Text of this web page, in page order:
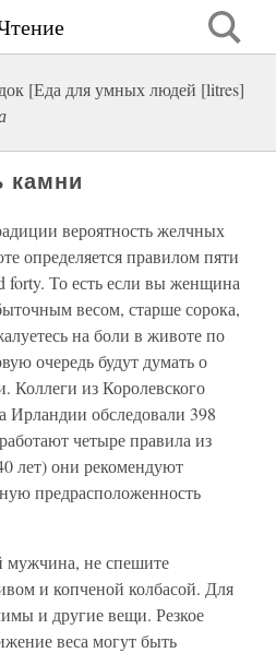
[Еда для умных людей [litres]
камни
вероятность желчных
определяется правилом пяти
forty. То есть если вы женщина
весом, старше сорока,
на боли в животе по
очередь будут думать о
Коллеги из Королевского
Ирландии обследовали 398
четыре правила из
лет) они рекомендуют
предрасположенность
не спешите
и копченой колбасой. Для
и другие вещи. Резкое
веса могут быть